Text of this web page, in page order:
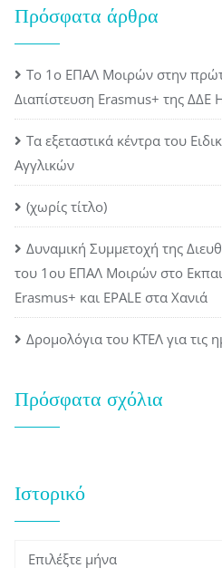
Πρόσφατα άρθρα
Το 1ο ΕΠΑΛ Μοιρών στην
Διαπίστευση Erasmus+ της ΔΔΕ
Τα εξεταστικά κέντρα του
Αγγλικών
(χωρίς τίτλο)
Δυναμική Συμμετοχή της
του 1ου ΕΠΑΛ Μοιρών στο
Erasmus+ και EPALE στα Χανιά
Δρομολόγια του ΚΤΕΛ για τις
Πρόσφατα σχόλια
Ιστορικό
Ιστορικό